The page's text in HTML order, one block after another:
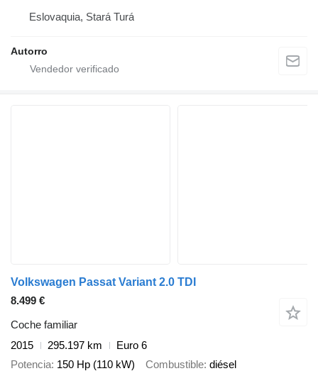
Eslovaquia, Stará Turá
Autorro
Volkswagen Passat Variant 2.0 TDI
8.499 €
Coche familiar
2015
295.197 km
Euro 6
Potencia 150 Hp (110 kW) Combustible diésel